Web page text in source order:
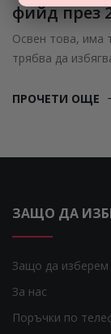
фийд през
Освен това, има
трябва да
ПРОЧЕТИ ОЩЕ
ЗАЩО ДА
Защо да изберем
За нас
Поръчки по